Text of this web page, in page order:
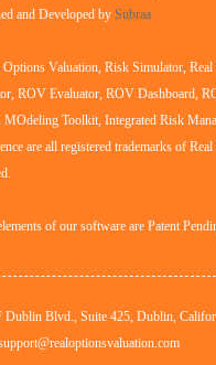
and Developed by Subraa
Valuation, Risk Simulator,
ROV Evaluator, ROV Dashboard,
MOdeling Toolkit, Integrated Risk
are all registered trademarks of
of our software are Patent
Dublin Blvd., Suite 425, Dublin,